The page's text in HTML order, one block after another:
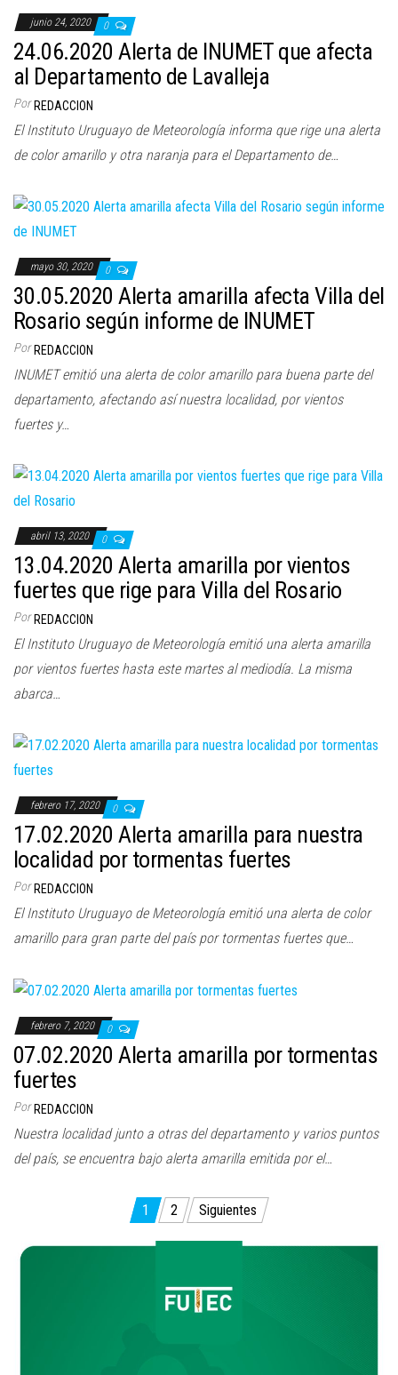
junio 24, 2020 0
24.06.2020 Alerta de INUMET que afecta
al Departamento de Lavalleja
Por REDACCION
El Instituto Uruguayo de Meteorología informa que rige una alerta
de color amarillo y otra naranja para el Departamento de…
mayo 30, 2020 0
30.05.2020 Alerta amarilla afecta Villa del
Rosario según informe de INUMET
Por REDACCION
INUMET emitió una alerta de color amarillo para buena parte del
departamento, afectando así nuestra localidad, por vientos
fuertes y…
abril 13, 2020 0
13.04.2020 Alerta amarilla por vientos
fuertes que rige para Villa del Rosario
Por REDACCION
El Instituto Uruguayo de Meteorología emitió una alerta amarilla
por vientos fuertes hasta este martes al mediodía. La misma
abarca…
febrero 17, 2020 0
17.02.2020 Alerta amarilla para nuestra
localidad por tormentas fuertes
Por REDACCION
El Instituto Uruguayo de Meteorología emitió una alerta de color
amarillo para gran parte del país por tormentas fuertes que…
febrero 7, 2020 0
07.02.2020 Alerta amarilla por tormentas
fuertes
Por REDACCION
Nuestra localidad junto a otras del departamento y varios puntos
del país, se encuentra bajo alerta amarilla emitida por el…
de
1 2 Siguientes